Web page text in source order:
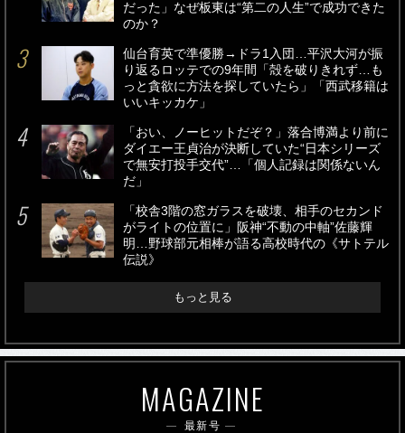
だった」なぜ板東は“第二の人生”で成功できた
のか？
仙台育英で準優勝→ドラ1入団…平沢大河が振
り返るロッテでの9年間「殻を破りきれず…も
っと貪欲に方法を探していたら」「西武移籍は
いいキッカケ」
「おい、ノーヒットだぞ？」落合博満より前に
ダイエー王貞治が決断していた“日本シリーズ
で無安打投手交代”…「個人記録は関係ないん
だ」
「校舎3階の窓ガラスを破壊、相手のセカンド
がライトの位置に」阪神“不動の中軸”佐藤輝
明…野球部元相棒が語る高校時代の《サトテル
伝説》
もっと見る
MAGAZINE
最新号